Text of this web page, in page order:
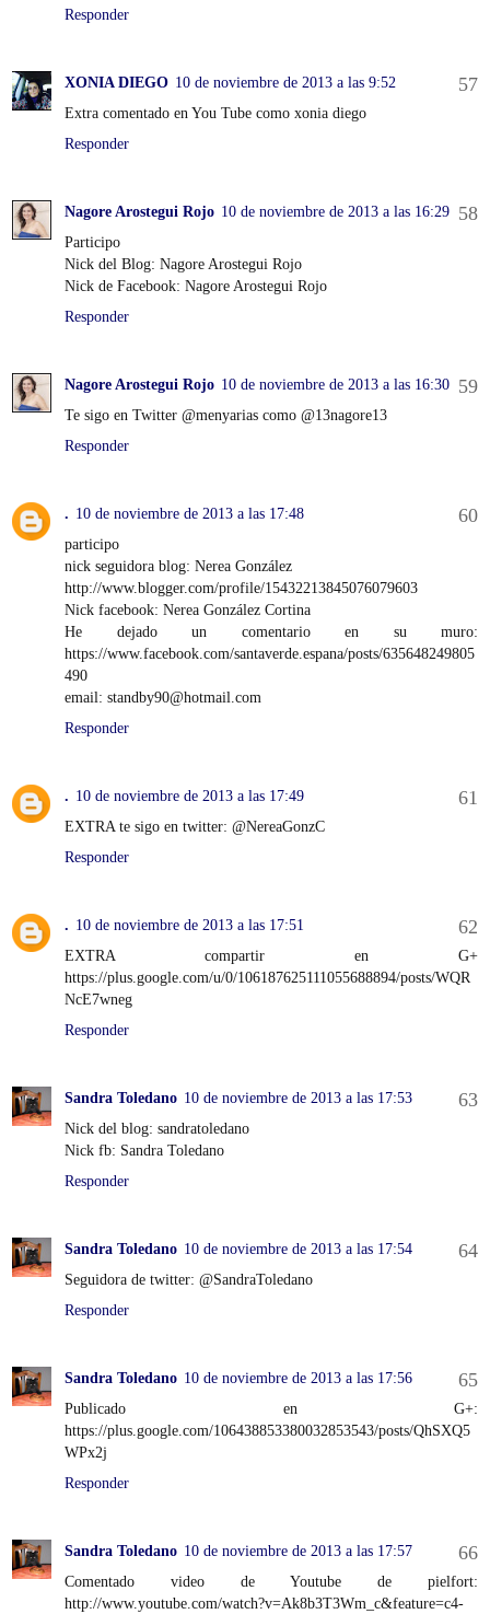
Responder
XONIA DIEGO 10 de noviembre de 2013 a las 9:52
Extra comentado en You Tube como xonia diego
Responder
Nagore Arostegui Rojo 10 de noviembre de 2013 a las 16:29
Participo
Nick del Blog: Nagore Arostegui Rojo
Nick de Facebook: Nagore Arostegui Rojo
Responder
Nagore Arostegui Rojo 10 de noviembre de 2013 a las 16:30
Te sigo en Twitter @menyarias como @13nagore13
Responder
. 10 de noviembre de 2013 a las 17:48
participo
nick seguidora blog: Nerea González
http://www.blogger.com/profile/15432213845076079603
Nick facebook: Nerea González Cortina
He dejado un comentario en su muro:
https://www.facebook.com/santaverde.espana/posts/635648249805
490
email: standby90@hotmail.com
Responder
. 10 de noviembre de 2013 a las 17:49
EXTRA te sigo en twitter: @NereaGonzC
Responder
. 10 de noviembre de 2013 a las 17:51
EXTRA compartir en G+
https://plus.google.com/u/0/106187625111055688894/posts/WQR
NcE7wneg
Responder
Sandra Toledano 10 de noviembre de 2013 a las 17:53
Nick del blog: sandratoledano
Nick fb: Sandra Toledano
Responder
Sandra Toledano 10 de noviembre de 2013 a las 17:54
Seguidora de twitter: @SandraToledano
Responder
Sandra Toledano 10 de noviembre de 2013 a las 17:56
Publicado en G+:
https://plus.google.com/106438853380032853543/posts/QhSXQ5
WPx2j
Responder
Sandra Toledano 10 de noviembre de 2013 a las 17:57
Comentado video de Youtube de pielfort:
http://www.youtube.com/watch?v=Ak8b3T3Wm_c&feature=c4-